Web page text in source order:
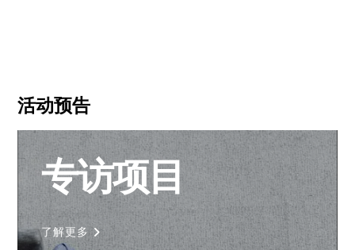
活动预告
专访项目
了解更多